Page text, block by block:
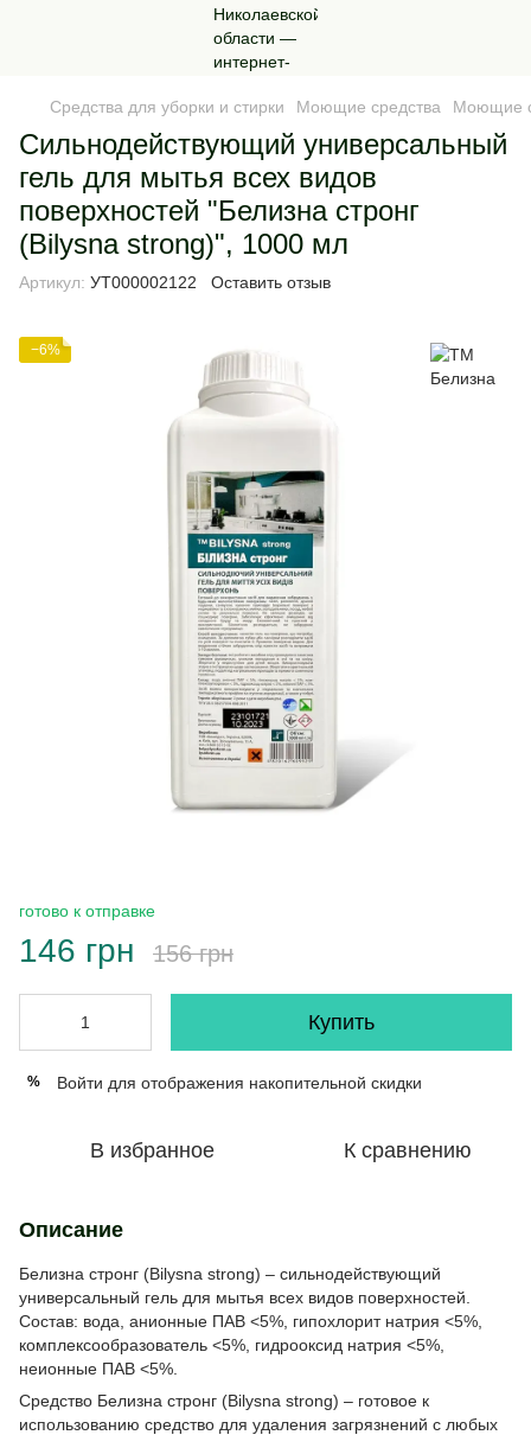
Средства для уборки и стирки Моющие средства Моющие
Сильнодействующий универсальный
гель для мытья всех видов
поверхностей "Белизна стронг
(Bilysna strong)", 1000 мл
Артикул: УТ000002122 Оставить отзыв
−6%
готово к отправке
146 грн 156 грн
Купить
% Войти для отображения накопительной скидки
В избранное К сравнению
Описание
Белизна стронг (Bilysna strong) – сильнодействующий
универсальный гель для мытья всех видов поверхностей.
Состав: вода, анионные ПАВ <5%, гипохлорит натрия <5%,
комплексообразователь <5%, гидрооксид натрия <5%,
неионные ПАВ <5%.
Средство Белизна стронг (Bilysna strong) – готовое к
использованию средство для удаления загрязнений с любых